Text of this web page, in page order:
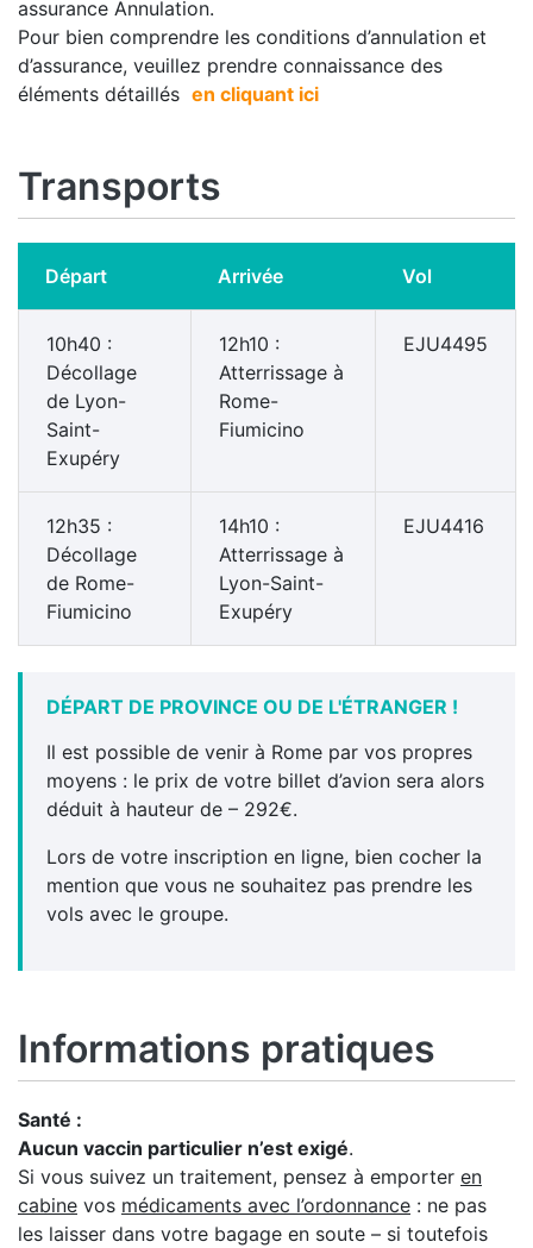
assurance Annulation.
Pour bien comprendre les conditions d’annulation et
d’assurance, veuillez prendre connaissance des
éléments détaillés en cliquant ici
Transports
Départ Arrivée Vol
10h40 :
Décollage
de Lyon-
Saint-
Exupéry
12h10 :
Atterrissage à
Rome-
Fiumicino
EJU4495
12h35 :
Décollage
de Rome-
Fiumicino
14h10 :
Atterrissage à
Lyon-Saint-
Exupéry
EJU4416
DÉPART DE PROVINCE OU DE L'ÉTRANGER !
Il est possible de venir à Rome par vos propres
moyens : le prix de votre billet d’avion sera alors
déduit à hauteur de – 292€.
Lors de votre inscription en ligne, bien cocher la
mention que vous ne souhaitez pas prendre les
vols avec le groupe.
Informations pratiques
Santé :
Aucun vaccin particulier n’est exigé.
Si vous suivez un traitement, pensez à emporter en
cabine vos médicaments avec l’ordonnance : ne pas
les laisser dans votre bagage en soute – si toutefois